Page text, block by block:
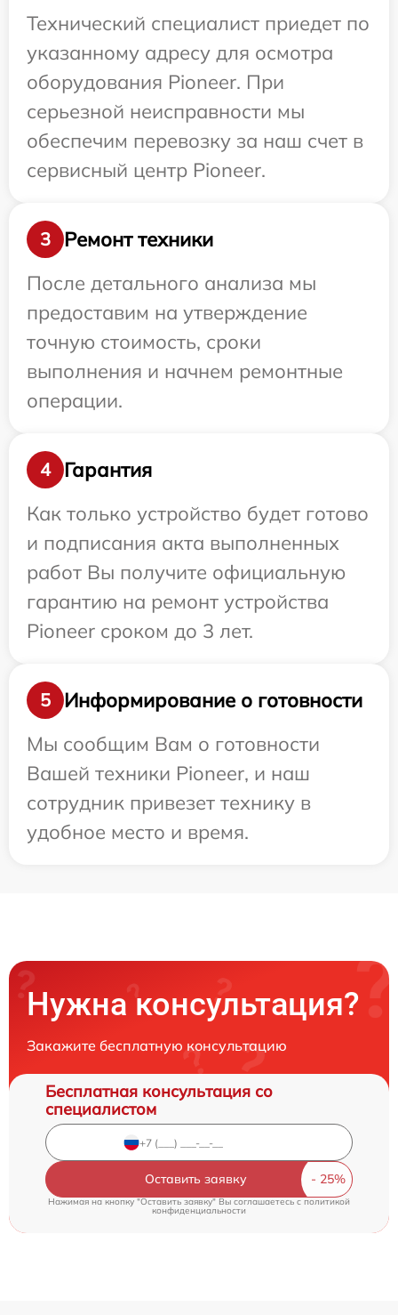
Технический специалист приедет по
указанному адресу для осмотра
оборудования Pioneer. При
серьезной неисправности мы
обеспечим перевозку за наш счет в
сервисный центр Pioneer.
3
Ремонт техники
После детального анализа мы
предоставим на утверждение
точную стоимость, сроки
выполнения и начнем ремонтные
операции.
4
Гарантия
Как только устройство будет готово
и подписания акта выполненных
работ Вы получите официальную
гарантию на ремонт устройства
Pioneer сроком до 3 лет.
5
Информирование о готовности
Мы сообщим Вам о готовности
Вашей техники Pioneer, и наш
сотрудник привезет технику в
удобное место и время.
Нужна консультация?
Закажите бесплатную консультацию
Бесплатная консультация со
специалистом
Оставить заявку
Нажимая на кнопку "Оставить заявку" Вы соглашаетесь c политикой
конфиденциальности